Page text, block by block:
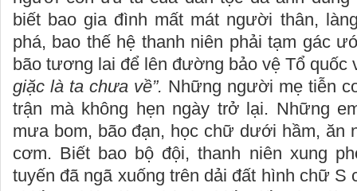
biết bao gia đình mất mát người thân,
phá, bao thế hệ thanh niên phải tạm gác
bão tương lai để lên đường bảo vệ Tổ
giặc là ta chưa về”. Những người mẹ tiễn
trận mà không hẹn ngày trở lại. Những
mưa bom, bão đạn, học chữ dưới hầm, ăn
cơm. Biết bao bộ đội, thanh niên xung
tuyến đã ngã xuống trên dải đất hình chữ S